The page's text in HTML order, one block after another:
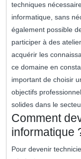
techniques
informatique, sans
également possible
participer à des
acquérir les
ce domaine en
important de choisir
objectifs
solides dans le
Comment
informatique
Pour devenir